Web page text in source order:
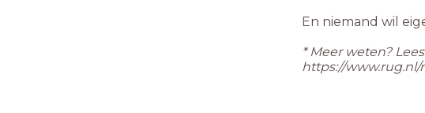
En niemand wil
* Meer weten?
https://www.rug.nl/